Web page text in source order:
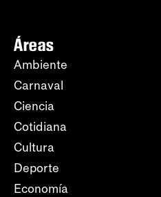
Áreas
Ambiente
Carnaval
Ciencia
Cotidiana
Cultura
Deporte
Economía